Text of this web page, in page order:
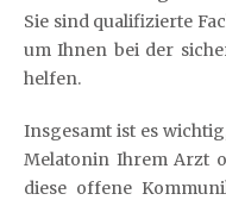
Sie sind qualifizierte
um Ihnen bei der
helfen.
Insgesamt ist es
Melatonin Ihrem Arzt
diese offene